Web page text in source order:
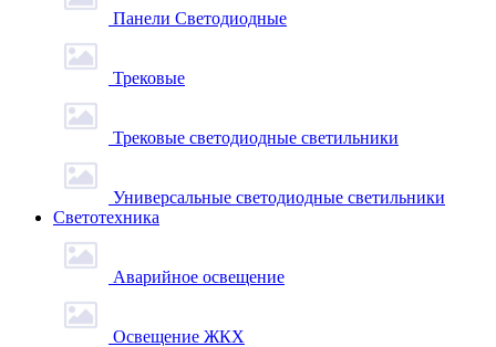
Панели Светодиодные
Трековые
Трековые светодиодные светильники
Универсальные светодиодные светильники
Светотехника
Аварийное освещение
Освещение ЖКХ